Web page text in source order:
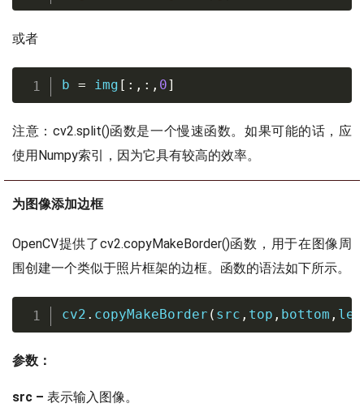
或者
b = img [ : , : , 0]
注意：cv2.split()函数是一个慢速函数。如果可能的话，应
使用Numpy索引，因为它具有较高的效率。
为图像添加边框
OpenCV提供了cv2.copyMakeBorder()函数，用于在图像周
围创建一个类似于照片框架的边框。函数的语法如下所示。
cv2 . copyMakeBorder ( src , top , bottom ,
参数：
src – 表示输入图像。